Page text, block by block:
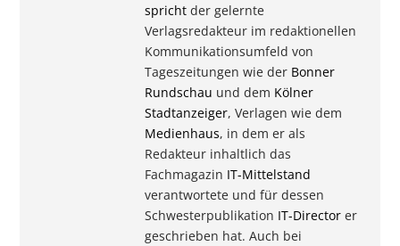
spricht der gelernte
Verlagsredakteur im redaktionellen
Kommunikationsumfeld von
Tageszeitungen wie der Bonner
Rundschau und dem Kölner
Stadtanzeiger, Verlagen wie dem
Medienhaus, in dem er als
Redakteur inhaltlich das
Fachmagazin IT-Mittelstand
verantwortete und für dessen
Schwesterpublikation IT-Director er
geschrieben hat. Auch bei